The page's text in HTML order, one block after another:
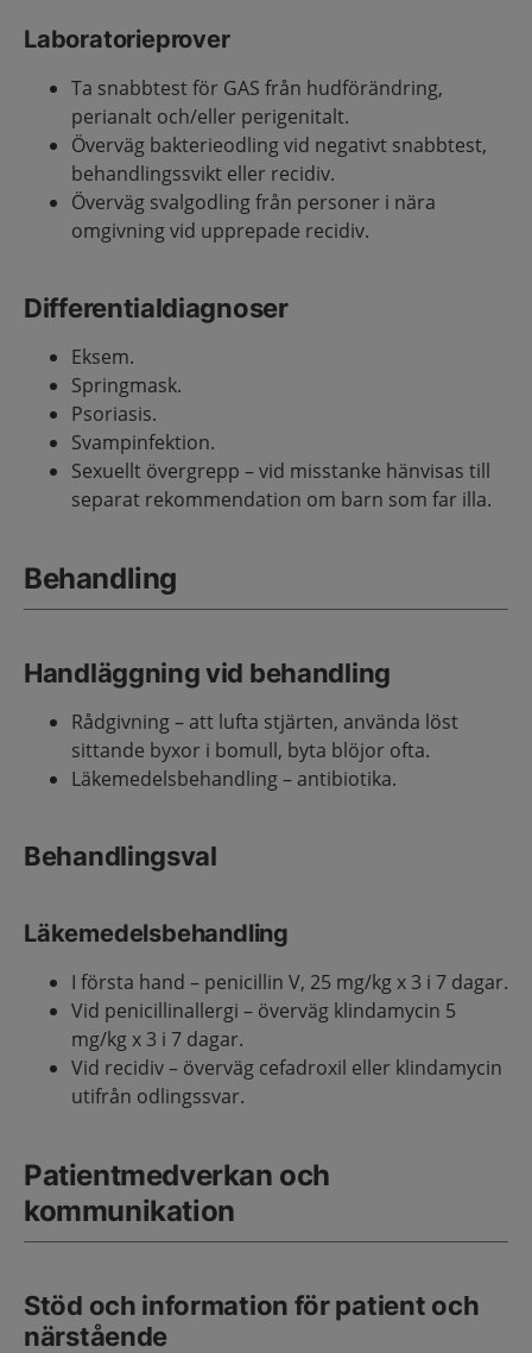
Laboratorieprover
Ta snabbtest för GAS från hudförändring,
perianalt och/eller perigenitalt.
Överväg bakterieodling vid negativt snabbtest,
behandlingssvikt eller recidiv.
Överväg svalgodling från personer i nära
omgivning vid upprepade recidiv.
Differentialdiagnoser
Eksem.
Springmask.
Psoriasis.
Svampinfektion.
Sexuellt övergrepp – vid misstanke hänvisas till
separat rekommendation om barn som far illa.
Behandling
Handläggning vid behandling
Rådgivning – att lufta stjärten, använda löst
sittande byxor i bomull, byta blöjor ofta.
Läkemedelsbehandling – antibiotika.
Behandlingsval
Läkemedelsbehandling
I första hand – penicillin V, 25 mg/kg x 3 i 7 dagar.
Vid penicillinallergi – överväg klindamycin 5
mg/kg x 3 i 7 dagar.
Vid recidiv – överväg cefadroxil eller klindamycin
utifrån odlingssvar.
Patientmedverkan och
kommunikation
Stöd och information för patient och
närstående